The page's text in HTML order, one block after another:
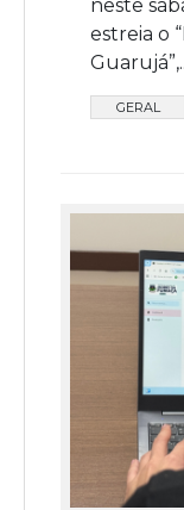
neste
estreia o
GERAL